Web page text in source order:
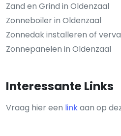
Zand en Grind in Oldenzaal
Zonneboiler in Oldenzaal
Zonnedak installeren of
Zonnepanelen in Oldenzaal
Interessante Links
Vraag hier een linkaan op